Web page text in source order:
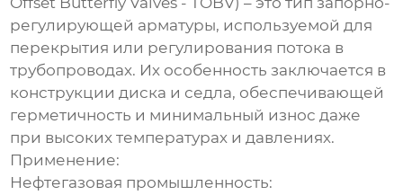
регулирующей арматуры, используемой для
перекрытия или регулирования потока в
трубопроводах. Их особенность заключается в
конструкции диска и седла, обеспечивающей
герметичность и минимальный износ даже
при высоких температурах и давлениях.
Применение:
Нефтегазовая промышленность: